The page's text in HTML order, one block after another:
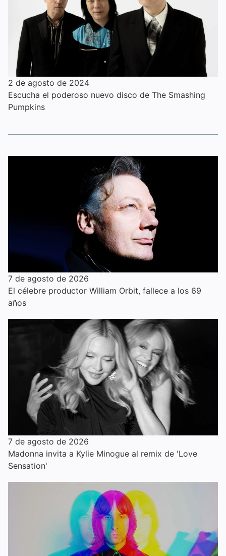
2 de agosto de 2024
Escucha el poderoso nuevo disco de The Smashing
Pumpkins
7 de agosto de 2026
El célebre productor William Orbit, fallece a los 69
años
7 de agosto de 2026
Madonna invita a Kylie Minogue al remix de 'Love
Sensation'